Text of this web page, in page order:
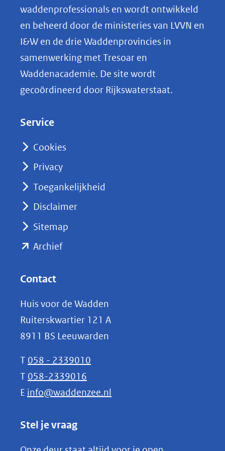
ng(afbeelding:
staat_waddennatuur.jpg)
o
p
k
e
nieuw
naar
waddenprofessionals en wordt ontwikkeld
en beheerd door de ministeries van LVVN en
I&W en de drie Waddenprovincies in
samenwerking met Tresoar en
Waddenacademie. De site wordt
gecoördineerd door Rijkswaterstaat.
Service
Cookies
Privacy
Toegankelijkheid
Disclaimer
Sitemap
Archief(opent
(verwijst
naar
een
andere
website)
Contact
Huis voor de Wadden
Ruiterskwartier 121 A
8911 BS Leeuwarden
T 058 - 2339010
T 058-2339016
E info@waddenzee.nl
Stel je vraag